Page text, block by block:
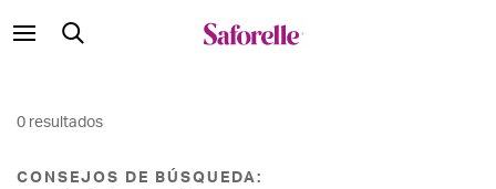
0 resultados
CONSEJOS DE BÚSQUEDA: